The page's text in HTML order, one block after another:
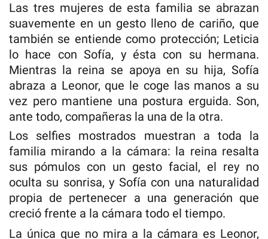
Las tres mujeres de esta familia se abrazan
suavemente en un gesto lleno de cariño, que
también se entiende como protección; Leticia
lo hace con Sofía, y ésta con su hermana.
Mientras la reina se apoya en su hija, Sofía
abraza a Leonor, que le coge las manos a su
vez pero mantiene una postura erguida. Son,
ante todo, compañeras la una de la otra.
Los selfies mostrados muestran a toda la
familia mirando a la cámara: la reina resalta
sus pómulos con un gesto facial, el rey no
oculta su sonrisa, y Sofía con una naturalidad
propia de pertenecer a una generación que
creció frente a la cámara todo el tiempo.
La única que no mira a la cámara es Leonor,